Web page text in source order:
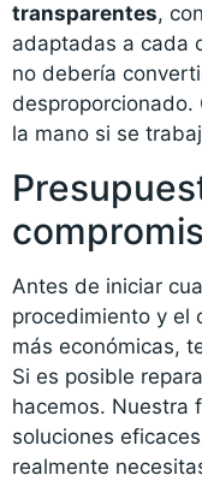
transparentes,
adaptadas a cada
no debería
desproporcionado.
la mano si se
Antes de iniciar
procedimiento y el
más económicas,
Si es posible
hacemos. Nuestra
soluciones
realmente